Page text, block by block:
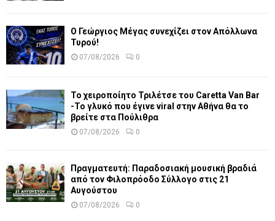
Ο Γεώργιος Μέγας συνεχίζει στον Απόλλωνα
Τυρού!
07/08/2026 0
Το χειροποίητο Τριλέτσε του Caretta Van Bar
-Το γλυκό που έγινε viral στην Αθήνα θα το
βρείτε στα Πούλιθρα
07/08/2026 0
Πραγματευτή: Παραδοσιακή μουσική βραδιά
από τον Φιλοπρόοδο Σύλλογο στις 21
Αυγούστου
07/08/2026 0